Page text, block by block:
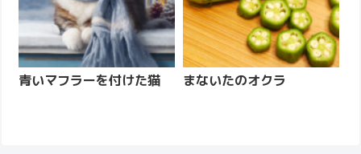
青いマフラーを付けた猫 まないたのオクラ